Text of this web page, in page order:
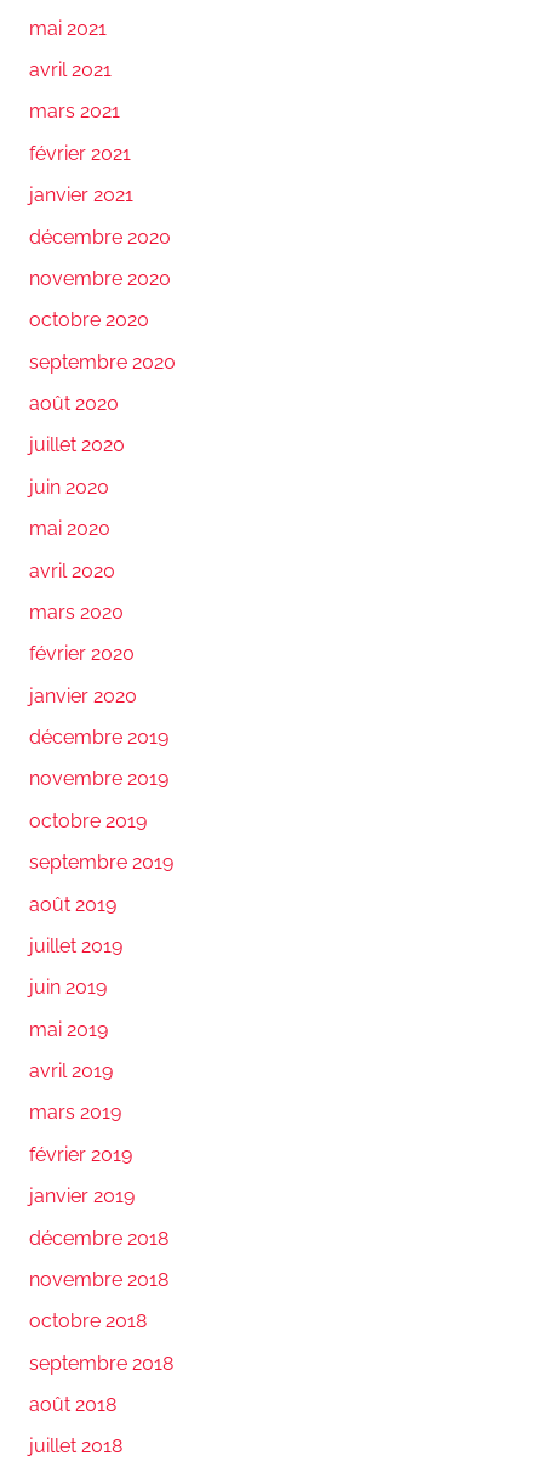
mai 2021
avril 2021
mars 2021
février 2021
janvier 2021
décembre 2020
novembre 2020
octobre 2020
septembre 2020
août 2020
juillet 2020
juin 2020
mai 2020
avril 2020
mars 2020
février 2020
janvier 2020
décembre 2019
novembre 2019
octobre 2019
septembre 2019
août 2019
juillet 2019
juin 2019
mai 2019
avril 2019
mars 2019
février 2019
janvier 2019
décembre 2018
novembre 2018
octobre 2018
septembre 2018
août 2018
juillet 2018